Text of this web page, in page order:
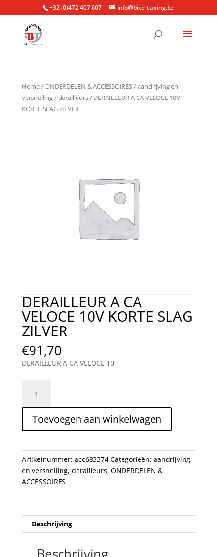
+32 (0)472 407 607 info@bike-tuning.be
Home/ONDERDELEN & ACCESSOIRES/aandrijving en
versnelling/derailleurs/ DERAILLEUR A CA VELOCE 10V
KORTE SLAG ZILVER
DERAILLEUR A CA
VELOCE 10V KORTE SLAG
ZILVER
€91,70
DERAILLEUR A CA VELOCE 10
CA
VELOCE
10V
SLAG
ZILVER
aantal
Toevoegen aan winkelwagen
Artikelnummer: acc683374 Categorieën: aandrijving
en versnelling, derailleurs, ONDERDELEN &
ACCESSOIRES
Beschrijving